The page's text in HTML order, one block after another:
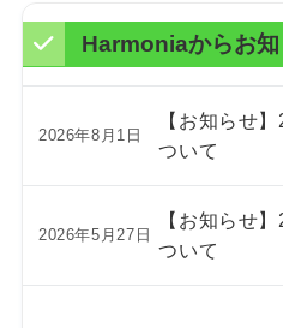
Harmoniaからお知
2026年8月1日
【お知らせ
ついて
2026年5月27日
【お知らせ
ついて